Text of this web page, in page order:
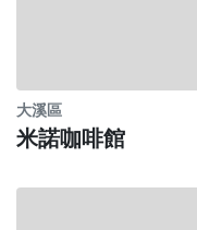
大溪區
米諾咖啡館